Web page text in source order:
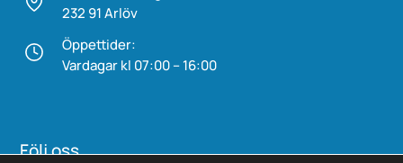
232 91 Arlöv
Öppettider:
Vardagar kl 07:00 – 16:00
Följ oss